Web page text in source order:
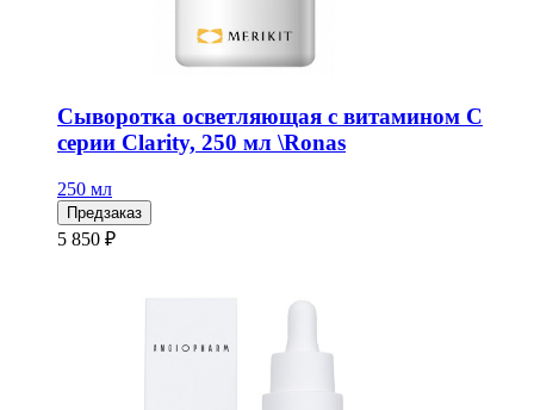
Сыворотка осветляющая с витамином С
серии Clarity, 250 мл \Ronas
250 мл
Предзаказ
5 850 ₽